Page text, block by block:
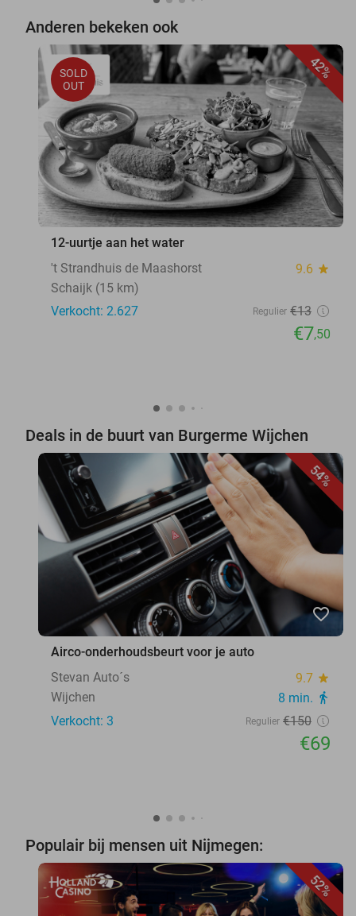
Anderen bekeken ook
42%
SOLD
OUT
12-uurtje aan het water
't Strandhuis de Maashorst
9.6 star
Schaijk (15 km)
Verkocht: 2.627
Regulier €13
€7,50
Deals in de buurt van Burgerme Wijchen
54%
favorite_border
Airco-onderhoudsbeurt voor je auto
Stevan Auto´s
9.7 star
Wijchen 8 min. directions_walk
Verkocht: 3 Regulier €150
€69
Populair bij mensen uit Nijmegen:
52%